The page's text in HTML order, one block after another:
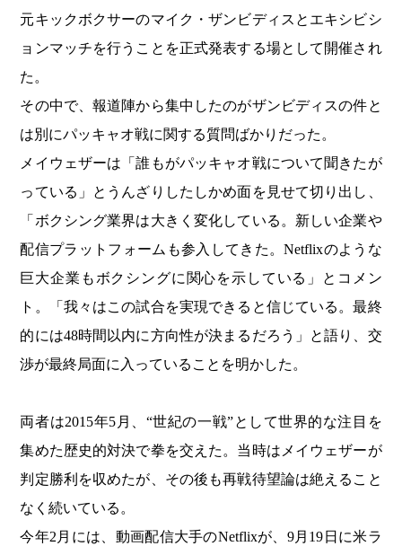
元キックボクサーのマイク・ザンビディスとエキシビシ
ョンマッチを行うことを正式発表する場として開催され
た。
その中で、報道陣から集中したのがザンビディスの件と
は別にパッキャオ戦に関する質問ばかりだった。
メイウェザーは「誰もがパッキャオ戦について聞きたが
っている」とうんざりしたしかめ面を見せて切り出し、
「ボクシング業界は大きく変化している。新しい企業や
配信プラットフォームも参入してきた。Netflixのような
巨大企業もボクシングに関心を示している」とコメン
ト。「我々はこの試合を実現できると信じている。最終
的には48時間以内に方向性が決まるだろう」と語り、交
渉が最終局面に入っていることを明かした。
両者は2015年5月、“世紀の一戦”として世界的な注目を
集めた歴史的対決で拳を交えた。当時はメイウェザーが
判定勝利を収めたが、その後も再戦待望論は絶えること
なく続いている。
今年2月には、動画配信大手のNetflixが、9月19日に米ラ